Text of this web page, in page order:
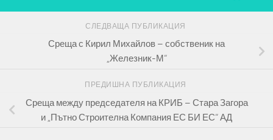
СЛЕДВАЩА ПУБЛИКАЦИЯ
Среща с Кирил Михайлов – собственик на
„Железник-М“
ПРЕДИШНА ПУБЛИКАЦИЯ
Среща между председателя на КРИБ – Стара Загора
и „Пътно Строителна Компания ЕС БИ ЕС“ АД